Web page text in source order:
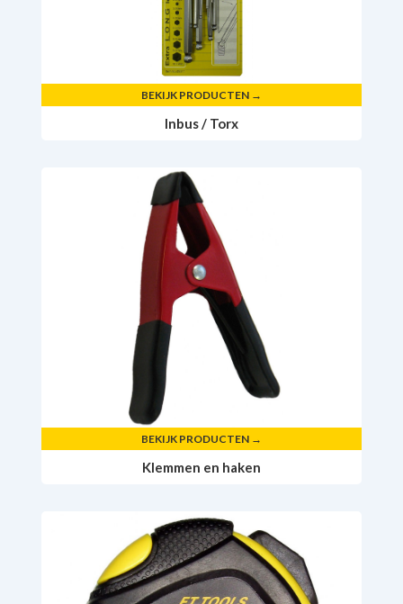
BEKIJK PRODUCTEN →
Inbus / Torx
BEKIJK PRODUCTEN →
Klemmen en haken